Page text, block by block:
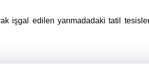
işgal edilen yarımadadaki tatil